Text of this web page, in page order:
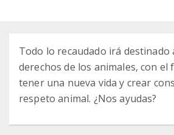
Todo lo recaudado irá destinado
derechos de los animales, con el
tener una nueva vida y crear
respeto animal. ¿Nos ayudas?